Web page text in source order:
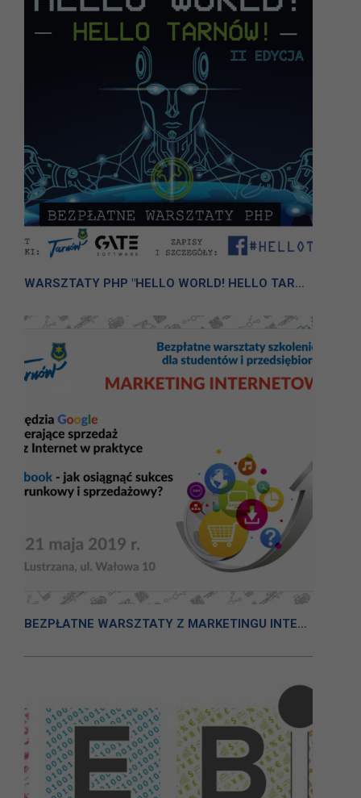
WARSZTATY PHP "HELLO WORLD! HELLO TARNÓW!" - II EDYCJA
BEZPŁATNE WARSZTATY Z MARKETINGU INTERNETOWEGO